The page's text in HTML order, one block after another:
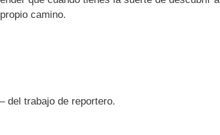
camino.
del trabajo de reportero.